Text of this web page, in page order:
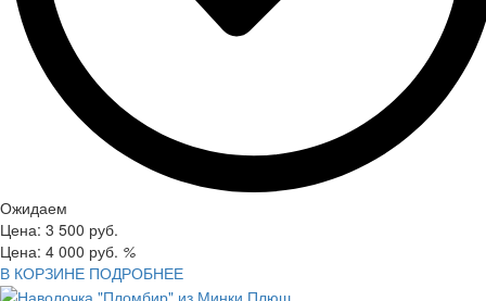
Ожидаем
Цена: 3 500 руб.
Цена: 4 000 руб. %
В КОРЗИНЕ ПОДРОБНЕЕ